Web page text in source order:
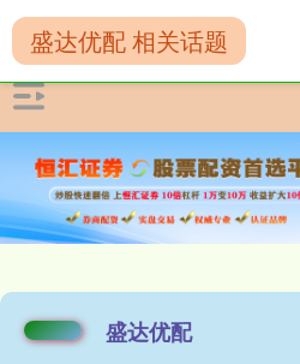
盛达优配
盛达优配 相关话题